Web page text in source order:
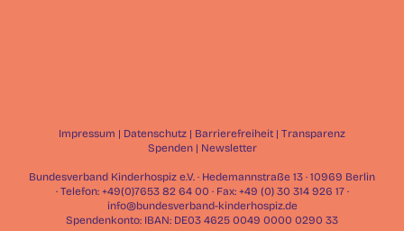
Impressum | Datenschutz | Barrierefreiheit | Transparenz
Spenden| Newsletter
Bundesverband Kinderhospiz e.V. · Hedemannstraße 13 · 10969 Berlin
· Telefon: +49(0)7653 82 64 00 · Fax: +49 (0) 30 314 926 17 ·
info@bundesverband-kinderhospiz.de
Spendenkonto: IBAN: DE03 4625 0049 0000 0290 33